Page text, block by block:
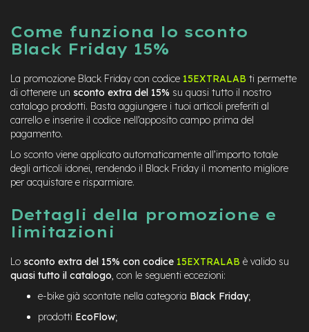
Come funziona lo sconto
Black Friday 15%
La promozione Black Friday con codice 15EXTRALAB ti permette
di ottenere un sconto extra del 15% su quasi tutto il nostro
catalogo prodotti. Basta aggiungere i tuoi articoli preferiti al
carrello e inserire il codice nell’apposito campo prima del
pagamento.
Lo sconto viene applicato automaticamente all’importo totale
degli articoli idonei, rendendo il Black Friday il momento migliore
per acquistare e risparmiare.
Dettagli della promozione e
limitazioni
Lo sconto extra del 15% con codice 15EXTRALAB è valido su
quasi tutto il catalogo, con le seguenti eccezioni:
e-bike già scontate nella categoria Black Friday;
prodotti EcoFlow;